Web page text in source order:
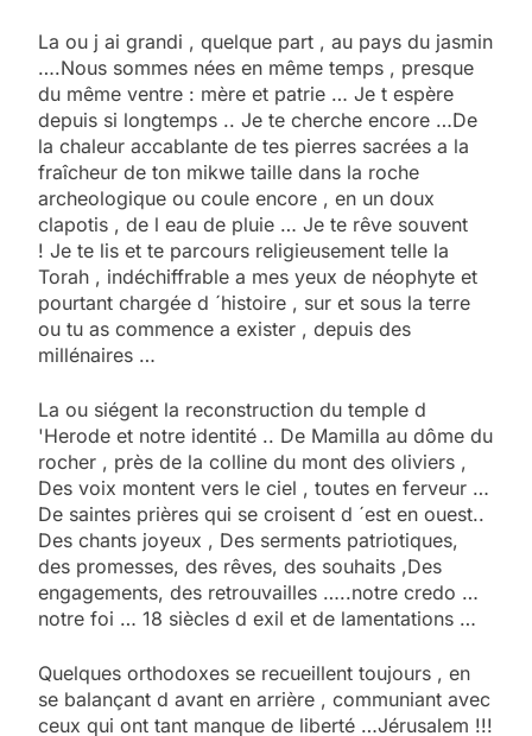
La ou j ai grandi , quelque part , au pays du jasmin
….Nous sommes nées en même temps , presque
du même ventre : mère et patrie … Je t espère
depuis si longtemps .. Je te cherche encore …De
la chaleur accablante de tes pierres sacrées a la
fraîcheur de ton mikwe taille dans la roche
archeologique ou coule encore , en un doux
clapotis , de l eau de pluie … Je te rêve souvent
! Je te lis et te parcours religieusement telle la
Torah , indéchiffrable a mes yeux de néophyte et
pourtant chargée d ´histoire , sur et sous la terre
ou tu as commence a exister , depuis des
millénaires …
La ou siégent la reconstruction du temple d
'Herode et notre identité .. De Mamilla au dôme du
rocher , près de la colline du mont des oliviers ,
Des voix montent vers le ciel , toutes en ferveur …
De saintes prières qui se croisent d ´est en ouest..
Des chants joyeux , Des serments patriotiques,
des promesses, des rêves, des souhaits ,Des
engagements, des retrouvailles …..notre credo …
notre foi … 18 siècles d exil et de lamentations …
Quelques orthodoxes se recueillent toujours , en
se balançant d avant en arrière , communiant avec
ceux qui ont tant manque de liberté …Jérusalem !!!